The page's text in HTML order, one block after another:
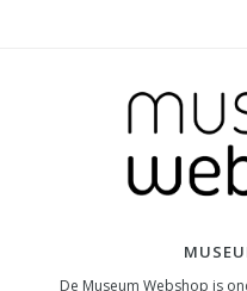
De Museum Webshop is